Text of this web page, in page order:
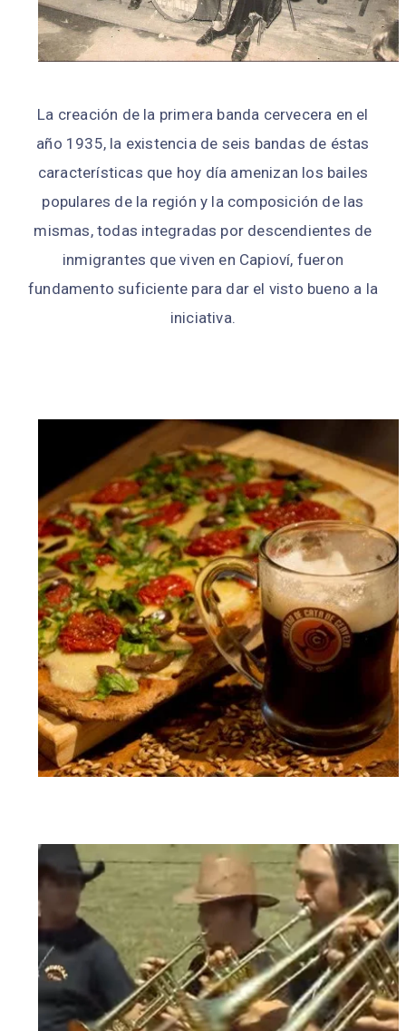
La creación de la primera banda cervecera en el
año 1935, la existencia de seis bandas de éstas
características que hoy día amenizan los bailes
populares de la región y la composición de las
mismas, todas integradas por descendientes de
inmigrantes que viven en Capioví, fueron
fundamento suficiente para dar el visto bueno a la
iniciativa.